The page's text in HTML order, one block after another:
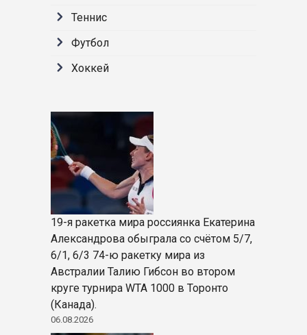
Теннис
Футбол
Хоккей
19-я ракетка мира россиянка Екатерина
Александрова обыграла со счётом 5/7,
6/1, 6/3 74-ю ракетку мира из
Австралии Талию Гибсон во втором
круге турнира WTA 1000 в Торонто
(Канада).
06.08.2026